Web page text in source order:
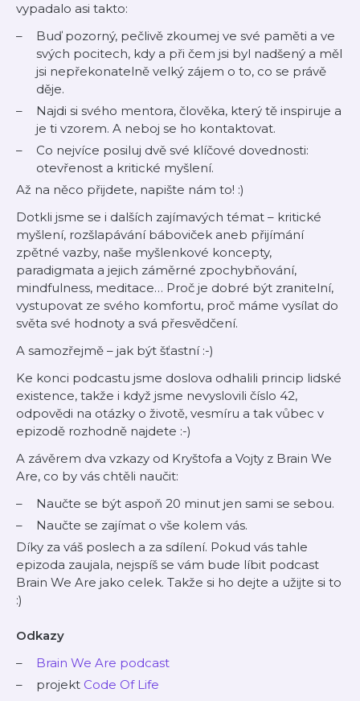
vypadalo asi takto:
Buď pozorný, pečlivě zkoumej ve své paměti a ve
svých pocitech, kdy a při čem jsi byl nadšený a měl
jsi nepřekonatelně velký zájem o to, co se právě
děje.
Najdi si svého mentora, člověka, který tě inspiruje a
je ti vzorem. A neboj se ho kontaktovat.
Co nejvíce posiluj dvě své klíčové dovednosti:
otevřenost a kritické myšlení.
Až na něco přijdete, napište nám to! :)
Dotkli jsme se i dalších zajímavých témat – kritické
myšlení, rozšlapávání báboviček aneb přijímání
zpětné vazby, naše myšlenkové koncepty,
paradigmata a jejich záměrné zpochybňování,
mindfulness, meditace… Proč je dobré být zranitelní,
vystupovat ze svého komfortu, proč máme vysílat do
světa své hodnoty a svá přesvědčení.
A samozřejmě – jak být šťastní :-)
Ke konci podcastu jsme doslova odhalili princip lidské
existence, takže i když jsme nevyslovili číslo 42,
odpovědi na otázky o životě, vesmíru a tak vůbec v
epizodě rozhodně najdete :-)
A závěrem dva vzkazy od Kryštofa a Vojty z Brain We
Are, co by vás chtěli naučit:
Naučte se být aspoň 20 minut jen sami se sebou.
Naučte se zajímat o vše kolem vás.
Díky za váš poslech a za sdílení. Pokud vás tahle
epizoda zaujala, nejspíš se vám bude líbit podcast
Brain We Are jako celek. Takže si ho dejte a užijte si to
:)
Odkazy
Brain We Are podcast
projekt Code Of Life